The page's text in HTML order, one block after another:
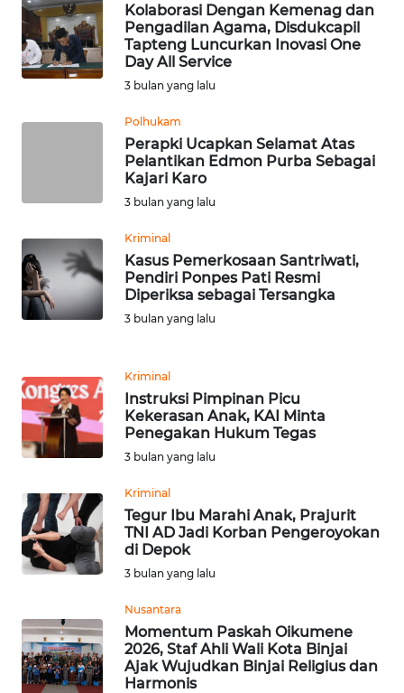
Kolaborasi Dengan Kemenag dan
Pengadilan Agama, Disdukcapil
Tapteng Luncurkan Inovasi One
Day All Service
3 bulan yang lalu
Polhukam
Perapki Ucapkan Selamat Atas
Pelantikan Edmon Purba Sebagai
Kajari Karo
3 bulan yang lalu
Kriminal
Kasus Pemerkosaan Santriwati,
Pendiri Ponpes Pati Resmi
Diperiksa sebagai Tersangka
3 bulan yang lalu
Kriminal
Instruksi Pimpinan Picu
Kekerasan Anak, KAI Minta
Penegakan Hukum Tegas
3 bulan yang lalu
Kriminal
Tegur Ibu Marahi Anak, Prajurit
TNI AD Jadi Korban Pengeroyokan
di Depok
3 bulan yang lalu
Nusantara
Momentum Paskah Oikumene
2026, Staf Ahli Wali Kota Binjai
Ajak Wujudkan Binjai Religius dan
Harmonis
WN
SUMUT
BANTEN
WN
NTT
KEPRI
WN
PAPUA
WN
PAPUA
BARAT
WN
WN
SERAMBI